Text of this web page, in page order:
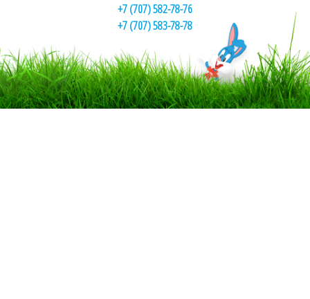
+7 (707) 582-78-76
+7 (707) 583-78-78